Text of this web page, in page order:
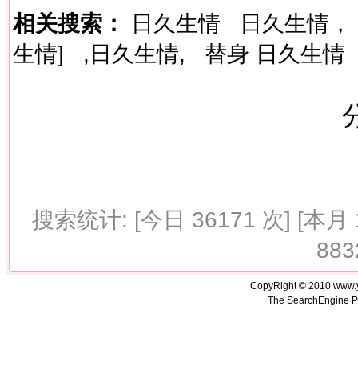
相关搜索： 日久生情
日久生情，
生情]
,日久生情, 替身 日久生情
搜索统计: [今日 36171 次] [本
CopyRight © 2010
The SearchEngine